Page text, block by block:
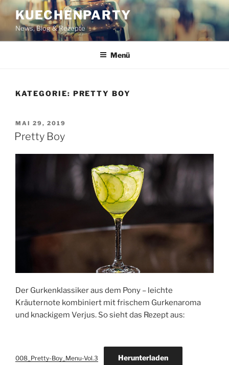
Zum
Inhalt
springen
KUECHENPARTY
News, Blog & Rezepte
Menü
KATEGORIE: PRETTY BOY
VERÖFFENTLICHT
AM
MAI 29, 2019
Pretty Boy
Der Gurkenklassiker aus dem Pony – leichte
Kräuternote kombiniert mit frischem Gurkenaroma
und knackigem Verjus. So sieht das Rezept aus:
008_Pretty-Boy_Menu-Vol.3 Herunterladen